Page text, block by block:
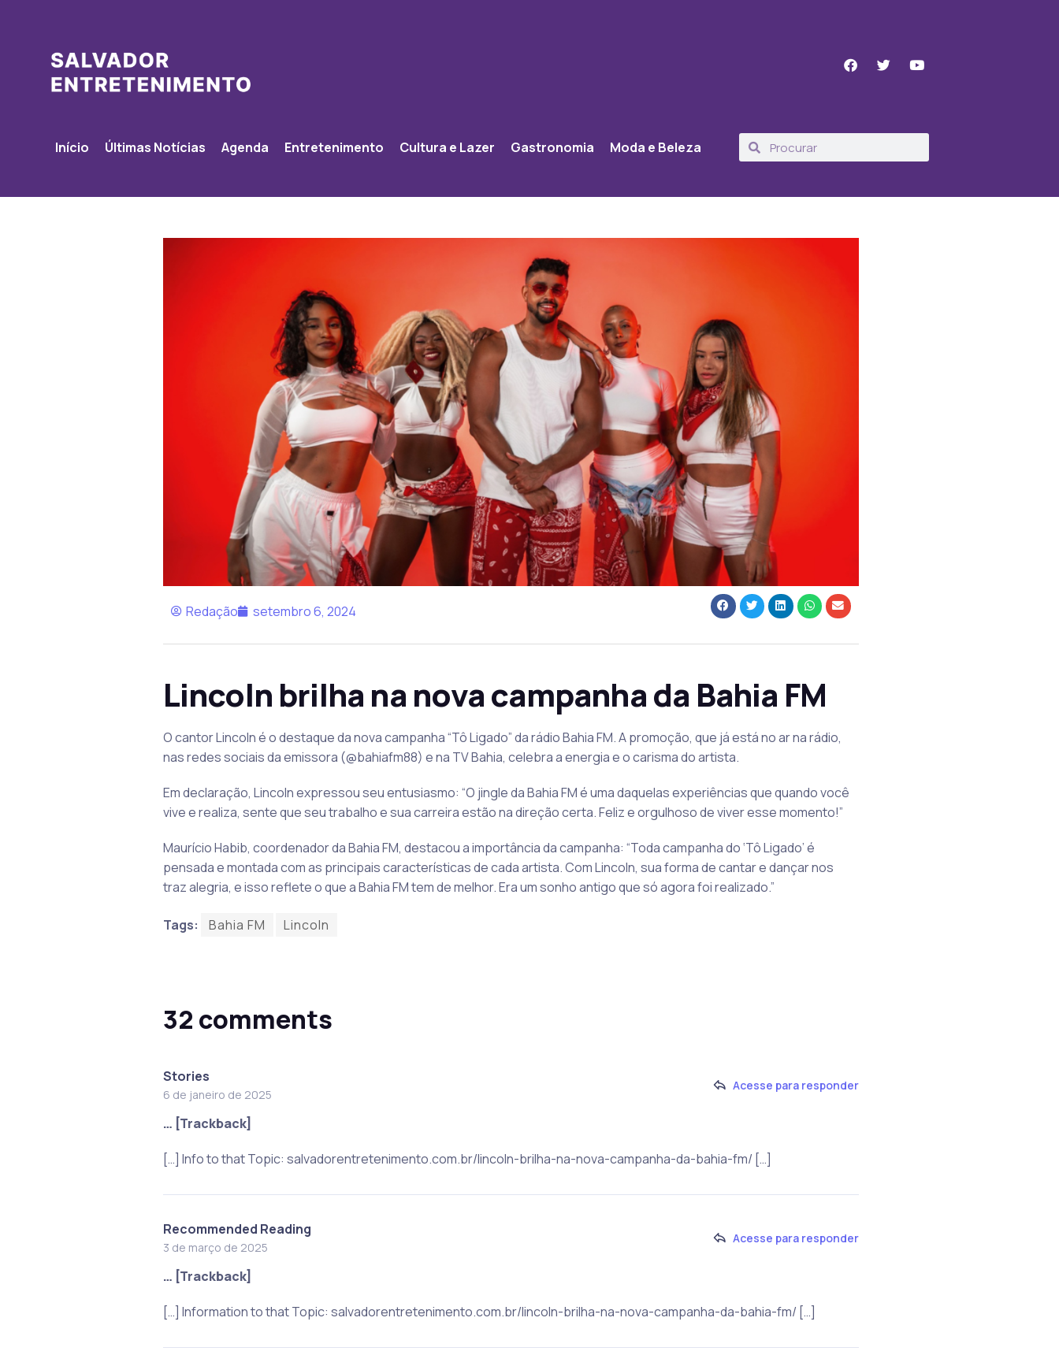
Início Últimas Notícias Agenda Entretenimento Cultura e Lazer Gastronomia Moda e Beleza
Redação setembro 6, 2024
Lincoln brilha na nova campanha da Bahia FM
O cantor Lincoln é o destaque da nova campanha “Tô Ligado” da rádio Bahia FM. A promoção, que já está no ar na rádio,
nas redes sociais da emissora (@bahiafm88) e na TV Bahia, celebra a energia e o carisma do artista.
Em declaração, Lincoln expressou seu entusiasmo: “O jingle da Bahia FM é uma daquelas experiências que quando você
vive e realiza, sente que seu trabalho e sua carreira estão na direção certa. Feliz e orgulhoso de viver esse momento!”
Maurício Habib, coordenador da Bahia FM, destacou a importância da campanha: “Toda campanha do ‘Tô Ligado’ é
pensada e montada com as principais características de cada artista. Com Lincoln, sua forma de cantar e dançar nos
traz alegria, e isso reflete o que a Bahia FM tem de melhor. Era um sonho antigo que só agora foi realizado.”
Tags: Bahia FM Lincoln
32 comments
Stories
6 de janeiro de 2025
Acesse para responder
… [Trackback]
[…] Info to that Topic: salvadorentretenimento.com.br/lincoln-brilha-na-nova-campanha-da-bahia-fm/ […]
Recommended Reading
3 de março de 2025
Acesse para responder
… [Trackback]
[…] Information to that Topic: salvadorentretenimento.com.br/lincoln-brilha-na-nova-campanha-da-bahia-fm/ […]